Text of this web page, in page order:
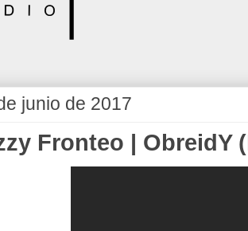
junio de 2017
Fronteo | ObreidY